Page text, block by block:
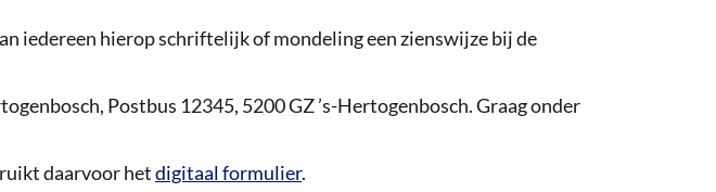
iedereen hierop schriftelijk of mondeling een zienswijze bij de
Postbus 12345, 5200 GZ ’s-Hertogenbosch. Graag onder
daarvoor hetdigitaal formulier.